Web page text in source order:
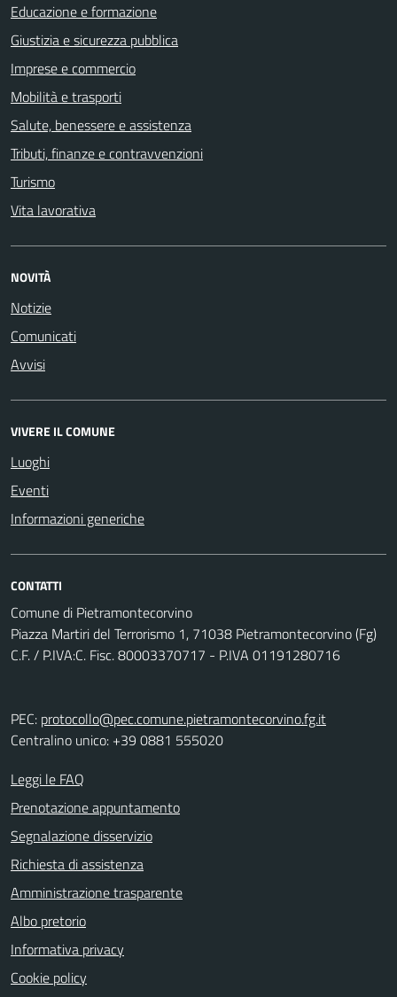
Educazione e formazione
Giustizia e sicurezza pubblica
Imprese e commercio
Mobilità e trasporti
Salute, benessere e assistenza
Tributi, finanze e contravvenzioni
Turismo
Vita lavorativa
NOVITÀ
Notizie
Comunicati
Avvisi
VIVERE IL COMUNE
Luoghi
Eventi
Informazioni generiche
CONTATTI
Comune di Pietramontecorvino
Piazza Martiri del Terrorismo 1, 71038 Pietramontecorvino (Fg)
C.F. / P.IVA:C. Fisc. 80003370717 - P.IVA 01191280716
PEC: protocollo@pec.comune.pietramontecorvino.fg.it
Centralino unico: +39 0881 555020
Leggi le FAQ
Prenotazione appuntamento
Segnalazione disservizio
Richiesta di assistenza
Amministrazione trasparente
Albo pretorio
Informativa privacy
Cookie policy